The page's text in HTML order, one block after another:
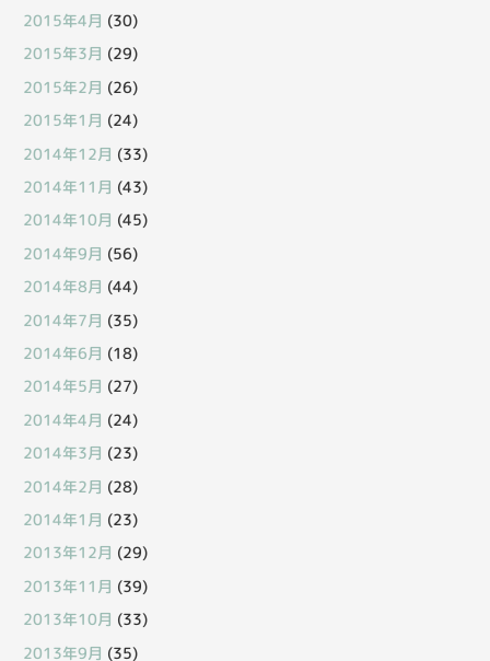
2015年4月 (30)
2015年3月 (29)
2015年2月 (26)
2015年1月 (24)
2014年12月 (33)
2014年11月 (43)
2014年10月 (45)
2014年9月 (56)
2014年8月 (44)
2014年7月 (35)
2014年6月 (18)
2014年5月 (27)
2014年4月 (24)
2014年3月 (23)
2014年2月 (28)
2014年1月 (23)
2013年12月 (29)
2013年11月 (39)
2013年10月 (33)
2013年9月 (35)